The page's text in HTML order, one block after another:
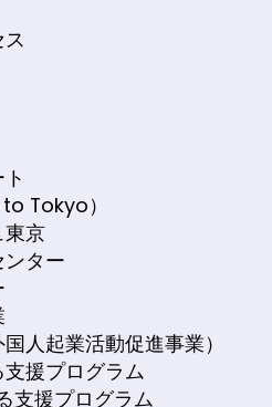
Tokyo）
東京
ター
人起業活動促進事業）
援プログラム
支援プログラム